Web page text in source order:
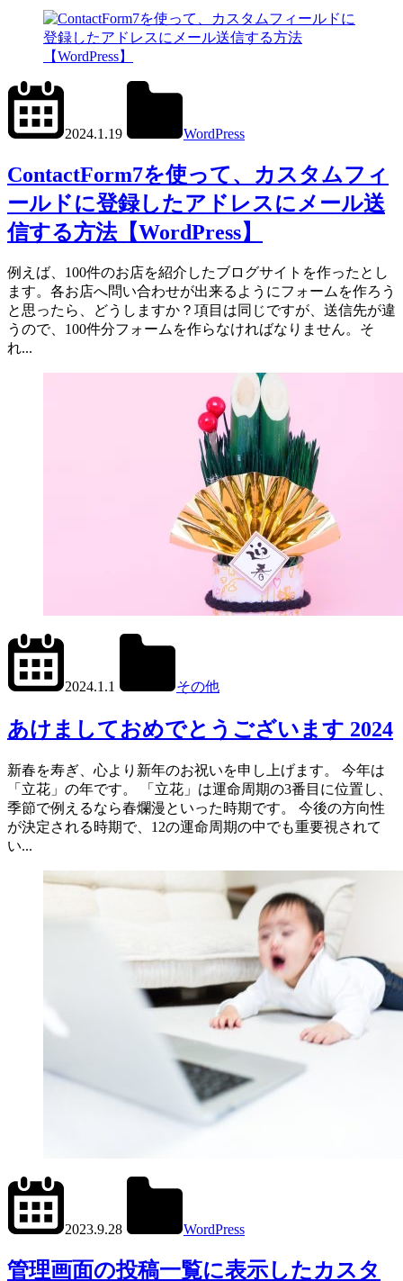
2024.1.19
WordPress
Form
7
ContactForm7を使って、カスタムフィ
ールドに登録したアドレスにメール送
信する方法【WordPress】
例えば、100件のお店を紹介したブログサイトを作ったとし
ます。各お店へ問い合わせが出来るようにフォームを作ろう
と思ったら、どうしますか？項目は同じですが、送信先が違
うので、100件分フォームを作らなければなりません。そ
れ...
2024.1.1 その他
あけましておめでとうございます 2024
新春を寿ぎ、心より新年のお祝いを申し上げます。 今年は
「立花」の年です。 「立花」は運命周期の3番目に位置し、
季節で例えるなら春爛漫といった時期です。 今後の方向性
が決定される時期で、12の運命周期の中でも重要視されて
い...
2023.9.28
WordPress
理
管理画面の投稿一覧に表示したカスタ